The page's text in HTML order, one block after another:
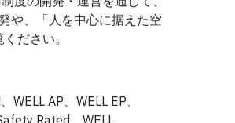
や、「人を中心に据えた空
ださい。
AP、WELL EP、
Rated、WELL